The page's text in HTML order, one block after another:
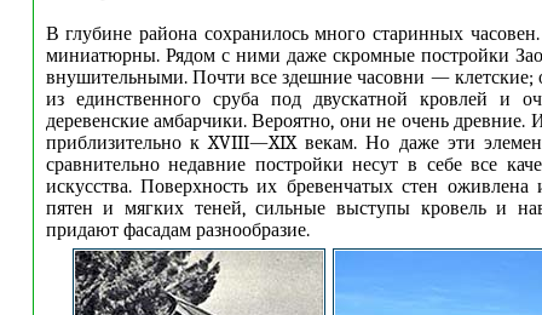
В глубине района сохранилось много старинных
миниатюрны. Рядом с ними даже скромные постройки
внушительными. Почти все здешние часовни — клетские;
из единственного сруба под двускатной кровлей и
деревенские амбарчики. Вероятно, они не очень древние.
приблизительно к XVIII—XIX векам. Но даже эти
сравнительно недавние постройки несут в себе все
искусства. Поверхность их бревенчатых стен оживлена
пятен и мягких теней, сильные выступы кровель и
придают фасадам разнообразие.